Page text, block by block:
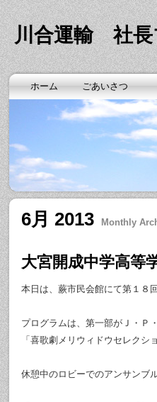
川合運輸 社長
ホーム ごあいさつ
6月 2013 Monthly
大宮開成中学高等
本日は、蕨市民会館にて第１８
プログラムは、第一部がＪ・Ｐ
「喜歌劇メリウィドウセレクシ
休憩中のロビーでのアンサンブ